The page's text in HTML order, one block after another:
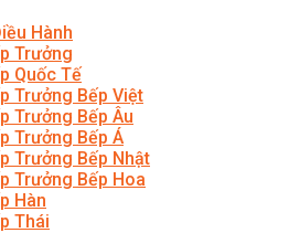
Hành
Trưởng
Quốc Tế
Trưởng Bếp Việt
Trưởng Bếp Âu
Trưởng Bếp Á
Trưởng Bếp Nhật
Trưởng Bếp Hoa
Hàn
Thái